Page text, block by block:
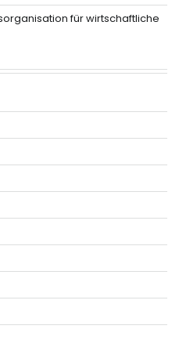
für wirtschaftliche